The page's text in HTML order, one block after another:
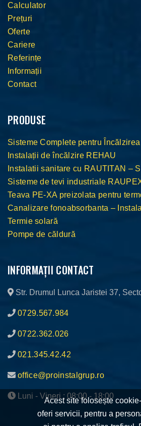
Calculator
Prețuri
Oferte
Cariere
Referințe
Informații
Contact
PRODUSE
Sisteme Complete pentru
Instalații de încălzire REHAU
Instalatii sanitare cu RAUTITAN –
Sisteme de tevi industriale
Teava PE-XA preizolata pentru
Canalizare fonoabsorbanta –
Termie solară
Pompe de căldură
INFORMAȚII CONTACT
Str. Drumul Lunca Jaristei 37,
0729.567.984
0722.362.026
021.345.42.42
office@proinstalgrup.ro
Luni - Vineri : 08:00 - 18:00
Acest site folosește
oferi servicii, pentru a